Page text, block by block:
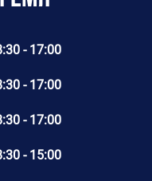
- 17:00
- 17:00
- 17:00
- 15:00